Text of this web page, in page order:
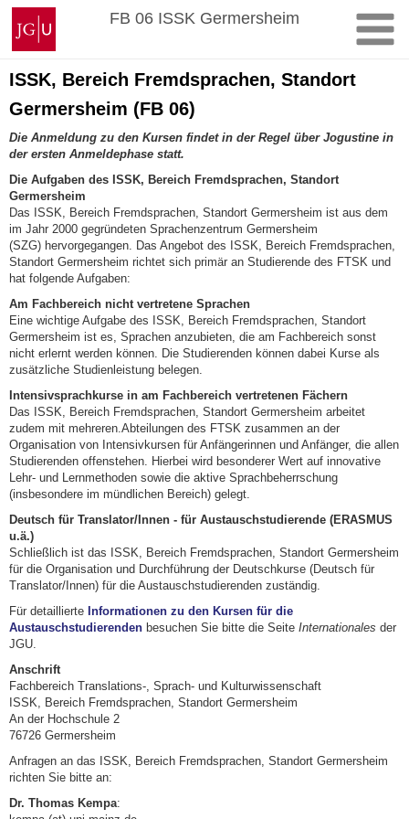
Zum
Inhalt
springen
Johannes
Gutenberg-
Universität
Mainz
FB 06 ISSK Germersheim
ISSK, Bereich Fremdsprachen, Standort
Germersheim (FB 06)
Die Anmeldung zu den Kursen findet in der Regel über Jogustine in
der ersten Anmeldephase statt.
Die Aufgaben des ISSK, Bereich Fremdsprachen, Standort
Germersheim
Das ISSK, Bereich Fremdsprachen, Standort Germersheim ist aus dem
im Jahr 2000 gegründeten Sprachenzentrum Germersheim
(SZG) hervorgegangen. Das Angebot des ISSK, Bereich Fremdsprachen,
Standort Germersheim richtet sich primär an Studierende des FTSK und
hat folgende Aufgaben:
Am Fachbereich nicht vertretene Sprachen
Eine wichtige Aufgabe des ISSK, Bereich Fremdsprachen, Standort
Germersheim ist es, Sprachen anzubieten, die am Fachbereich sonst
nicht erlernt werden können. Die Studierenden können dabei Kurse als
zusätzliche Studienleistung belegen.
Intensivsprachkurse in am Fachbereich vertretenen Fächern
Das ISSK, Bereich Fremdsprachen, Standort Germersheim arbeitet
zudem mit mehreren.Abteilungen des FTSK zusammen an der
Organisation von Intensivkursen für Anfängerinnen und Anfänger, die allen
Studierenden offenstehen. Hierbei wird besonderer Wert auf innovative
Lehr- und Lernmethoden sowie die aktive Sprachbeherrschung
(insbesondere im mündlichen Bereich) gelegt.
Deutsch für Translator/Innen - für Austauschstudierende (ERASMUS
u.ä.)
Schließlich ist das ISSK, Bereich Fremdsprachen, Standort Germersheim
für die Organisation und Durchführung der Deutschkurse (Deutsch für
Translator/Innen) für die Austauschstudierenden zuständig.
Für detaillierte Informationen zu den Kursen für die
Austauschstudierenden besuchen Sie bitte die Seite Internationales der
JGU.
Anschrift
Fachbereich Translations-, Sprach- und Kulturwissenschaft
ISSK, Bereich Fremdsprachen, Standort Germersheim
An der Hochschule 2
76726 Germersheim
Anfragen an das ISSK, Bereich Fremdsprachen, Standort Germersheim
richten Sie bitte an:
Dr. Thomas Kempa: